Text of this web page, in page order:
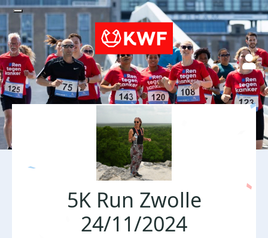
5K Run Zwolle
24/11/2024